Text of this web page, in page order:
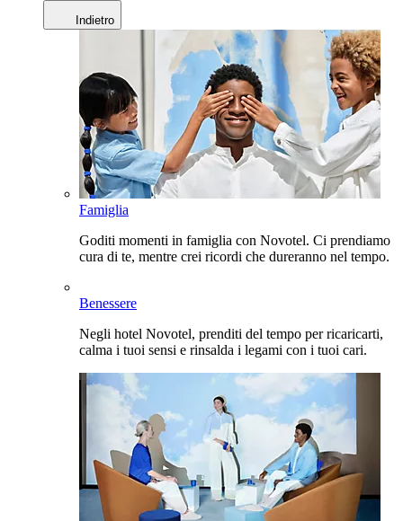
Indietro
Famiglia
Goditi momenti in famiglia con Novotel. Ci prendiamo
cura di te, mentre crei ricordi che dureranno nel tempo.
Benessere
Negli hotel Novotel, prenditi del tempo per ricaricarti,
calma i tuoi sensi e rinsalda i legami con i tuoi cari.